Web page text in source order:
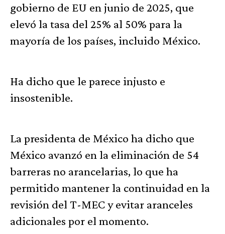
gobierno de EU en junio de 2025, que
elevó la tasa del 25% al 50% para la
mayoría de los países, incluido México.
Ha dicho que le parece injusto e
insostenible.
La presidenta de México ha dicho que
México avanzó en la eliminación de 54
barreras no arancelarias, lo que ha
permitido mantener la continuidad en la
revisión del T-MEC y evitar aranceles
adicionales por el momento.